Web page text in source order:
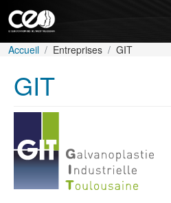
Aller au contenu principal
Fil d'Ariane
Accueil Entreprises GIT
GIT